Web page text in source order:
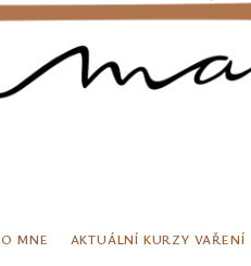
O MNE AKTUÁLNÍ KURZY VAŘENÍ